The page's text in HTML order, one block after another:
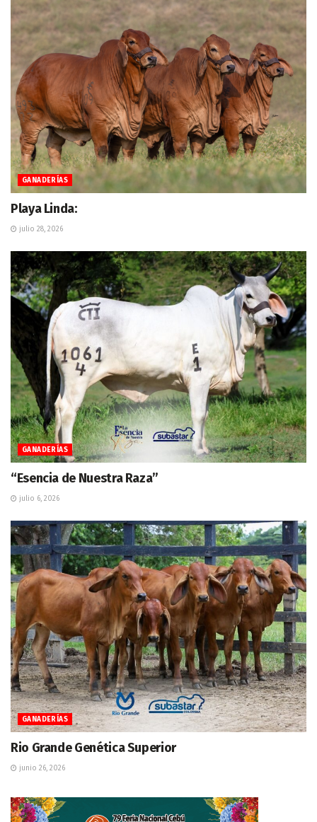
GANADERÍAS
Playa Linda:
julio 28, 2026
GANADERÍAS
“Esencia de Nuestra Raza”
julio 6, 2026
GANADERÍAS
Rio Grande Genética Superior
junio 26, 2026